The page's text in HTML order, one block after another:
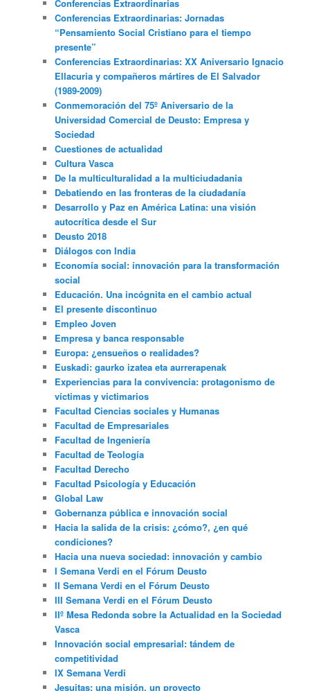
Conferencias Extraordinarias
Conferencias Extraordinarias: Jornadas
“Pensamiento Social Cristiano para el tiempo
presente”
Conferencias Extraordinarias: XX Aniversario Ignacio
Ellacuria y compañeros mártires de El Salvador
(1989-2009)
Conmemoración del 75º Aniversario de la
Universidad Comercial de Deusto: Empresa y
Sociedad
Cuestiones de actualidad
Cultura Vasca
De la multiculturalidad a la multiciudadania
Debatiendo en las fronteras de la ciudadanía
Desarrollo y Paz en América Latina: una visión
autocrítica desde el Sur
Deusto 2018
Diálogos con India
Economía social: innovación para la transformación
social
Educación. Una incógnita en el cambio actual
El presente discontinuo
Empleo Joven
Empresa y banca responsable
Europa: ¿ensueños o realidades?
Euskadi: gaurko izatea eta aurrerapenak
Experiencias para la convivencia: protagonismo de
víctimas y victimarios
Facultad Ciencias sociales y Humanas
Facultad de Empresariales
Facultad de Ingeniería
Facultad de Teología
Facultad Derecho
Facultad Psicología y Educación
Global Law
Gobernanza pública e innovación social
Hacia la salida de la crisis: ¿cómo?, ¿en qué
condiciones?
Hacia una nueva sociedad: innovación y cambio
I Semana Verdi en el Fórum Deusto
II Semana Verdi en el Fórum Deusto
III Semana Verdi en el Fórum Deusto
IIº Mesa Redonda sobre la Actualidad en la Sociedad
Vasca
Innovación social empresarial: tándem de
competitividad
IX Semana Verdi
Jesuitas: una misión, un proyecto